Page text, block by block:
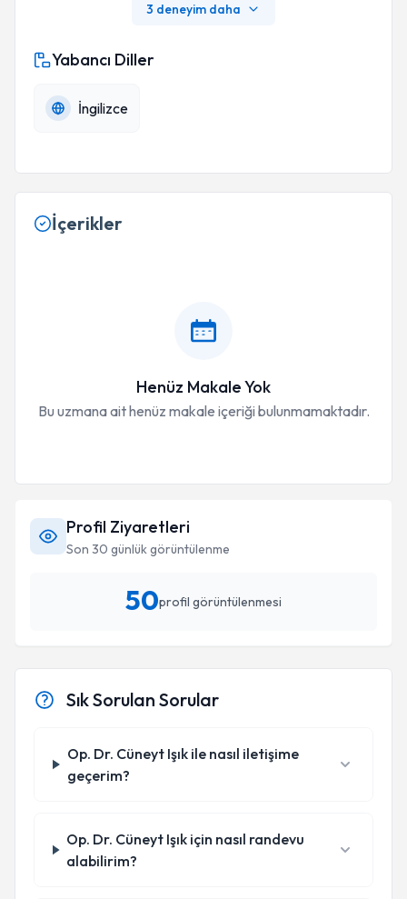
3 deneyim daha
Yabancı Diller
İngilizce
İçerikler
Henüz Makale Yok
Bu uzmana ait henüz makale içeriği bulunmamaktadır.
Profil Ziyaretleri
Son 30 günlük görüntülenme
50profil görüntülenmesi
Sık Sorulan Sorular
Op. Dr. Cüneyt Işık ile nasıl iletişime
geçerim?
Op. Dr. Cüneyt Işık için nasıl randevu
alabilirim?